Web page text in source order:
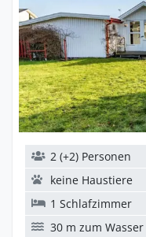
2 (+2) Personen
keine Haustiere
1 Schlafzimmer
30 m zum Wasser